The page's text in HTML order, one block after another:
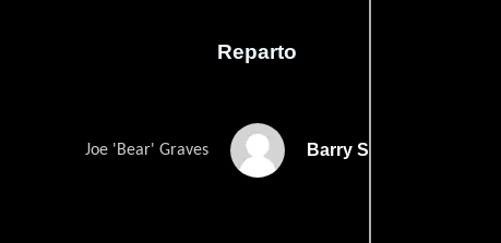
Reparto
Joe 'Bear' Graves Barry Sloane